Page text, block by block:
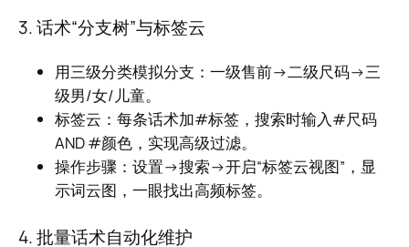
3. 话术“分支树”与标签云
用三级分类模拟分支：一级售前→二级尺码→三
级男/女/儿童。
标签云：每条话术加#标签，搜索时输入#尺码
AND #颜色，实现高级过滤。
操作步骤：设置→搜索→开启“标签云视图”，显
示词云图，一眼找出高频标签。
4. 批量话术自动化维护